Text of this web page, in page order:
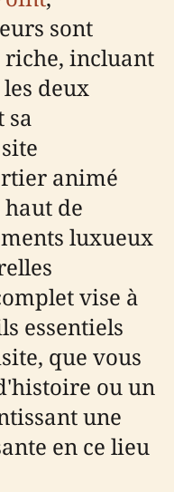
sont
riche, incluant
deux
sa
animé
de
luxueux
vise à
essentiels
que vous
ou un
une
en ce lieu